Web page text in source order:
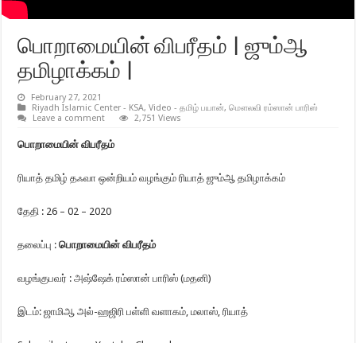
பொறாமையின் விபரீதம் | ஜும்ஆ
தமிழாக்கம் |
February 27, 2021
Riyadh Islamic Center - KSA,Video - தமிழ் பயான்,மௌலவி ரம்ஸான் பாரிஸ்
Leave a comment
2,751 Views
பொறாமையின் விபரீதம்
ரியாத் தமிழ் தஃவா ஒன்றியம் வழங்கும் ரியாத் ஜும்ஆ தமிழாக்கம்
தேதி : 26 – 02 – 2020
தலைப்பு :பொறாமையின் விபரீதம்
வழங்குபவர் : அஷ்ஷேக் ரம்ஸான் பாரிஸ் (மதனி)
இடம்: ஜாமிஆ அல்-ஹஜிரி பள்ளி வளாகம், மலாஸ், ரியாத்